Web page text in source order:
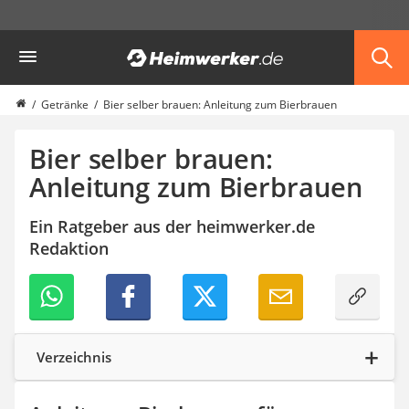
Haushalt & Freizeit
Diascanner
Walkie-Talkie Kinder
Stunt-Scooter
Gusseisen Bräter
Induktionskochfeld
Elektronische Dartscheibe
Wildkamera
Wischmopp
Beschriftungsgerät
Trinkflasche
Thermokanne
Elektrische Pfeffermühle
Waschsauger
Getränke Bier selber brauen: Anleitung zum Bierbrauen
Bier selber brauen:
Anleitung zum Bierbrauen
Ein Ratgeber aus der heimwerker.de
Redaktion
Verzeichnis